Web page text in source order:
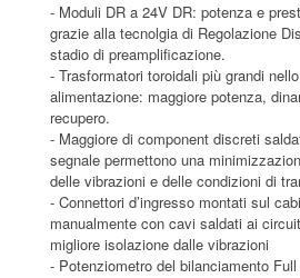
- Moduli DR a 24V DR: potenza e
grazie alla tecnolgia di Regolazione
stadio di preamplificazione.
- Trasformatori toroidali più grandi
alimentazione: maggiore potenza,
recupero.
- Maggiore di component discreti
segnale permettono una
delle vibrazioni e delle condizioni di
- Connettori d’ingresso montati sul
manualmente con cavi saldati ai
migliore isolazione dalle vibrazioni
- Potenziometro del bilanciamento